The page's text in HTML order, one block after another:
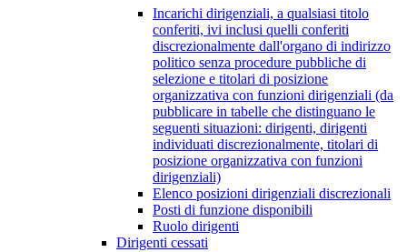
Incarichi dirigenziali, a qualsiasi titolo
conferiti, ivi inclusi quelli conferiti
discrezionalmente dall'organo di indirizzo
politico senza procedure pubbliche di
selezione e titolari di posizione
organizzativa con funzioni dirigenziali (da
pubblicare in tabelle che distinguano le
seguenti situazioni: dirigenti, dirigenti
individuati discrezionalmente, titolari di
posizione organizzativa con funzioni
dirigenziali)
Elenco posizioni dirigenziali discrezionali
Posti di funzione disponibili
Ruolo dirigenti
Dirigenti cessati